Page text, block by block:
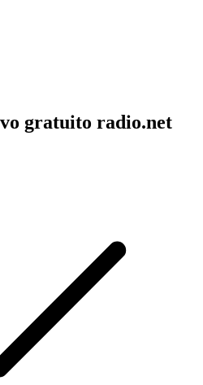
gratuito radio.net